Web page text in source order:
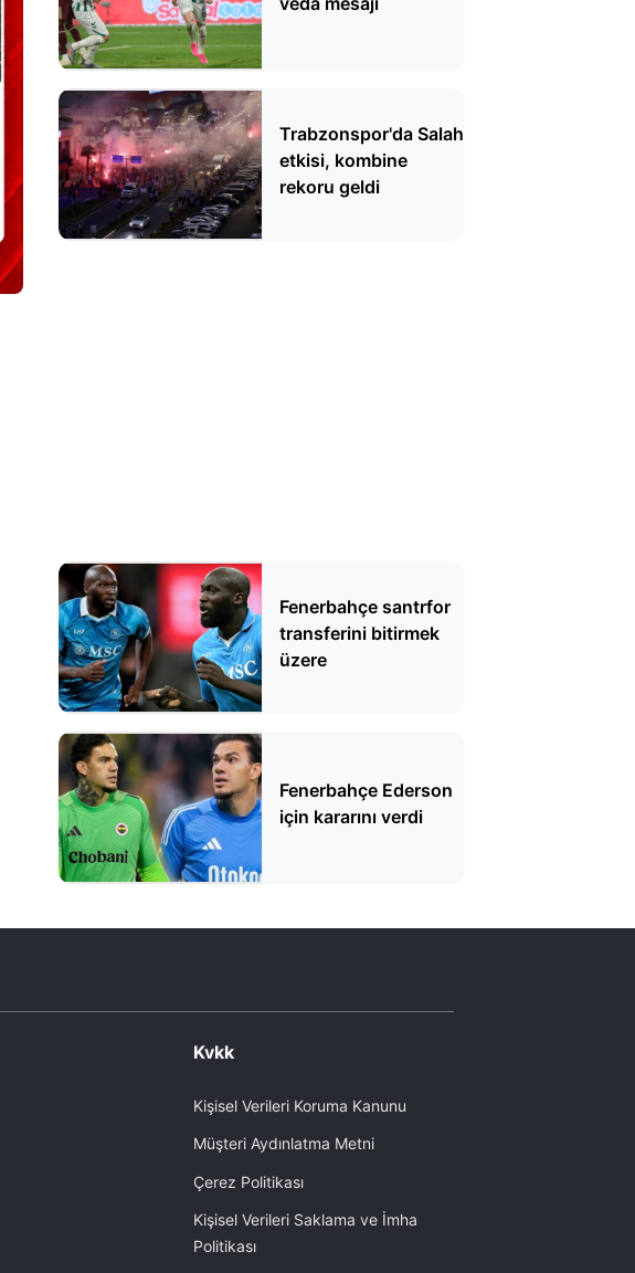
Trabzonspor'da Salah
etkisi, kombine
rekoru geldi
Fenerbahçe santrfor
transferini bitirmek
üzere
Fenerbahçe Ederson
için kararını verdi
Kvkk
Kişisel Verileri Koruma Kanunu
Müşteri Aydınlatma Metni
Çerez Politikası
Kişisel Verileri Saklama ve İmha
Politikası